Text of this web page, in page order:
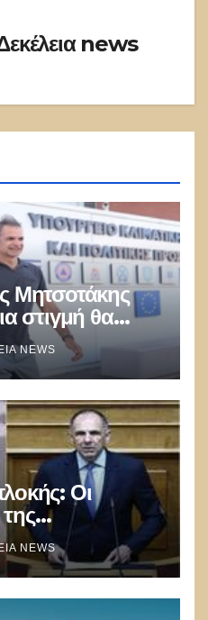
news
Μητσοτάκης
στιγμή θα
NEWS
Οι
και
την
NEWS